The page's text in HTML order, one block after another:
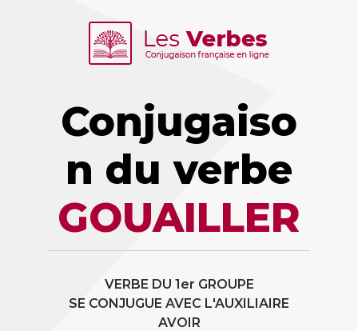
Conjugaiso
n du verbe
GOUAILLER
VERBE DU 1er GROUPE
SE CONJUGUE AVEC L'AUXILIAIRE
AVOIR